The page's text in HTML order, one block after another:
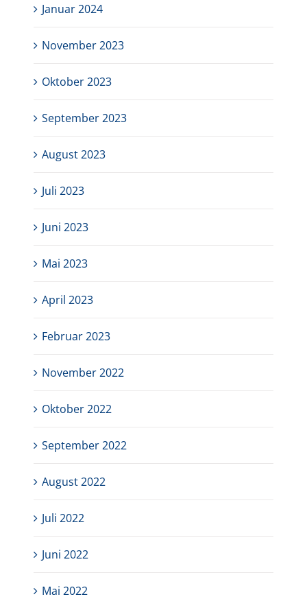
Januar 2024
November 2023
Oktober 2023
September 2023
August 2023
Juli 2023
Juni 2023
Mai 2023
April 2023
Februar 2023
November 2022
Oktober 2022
September 2022
August 2022
Juli 2022
Juni 2022
Mai 2022